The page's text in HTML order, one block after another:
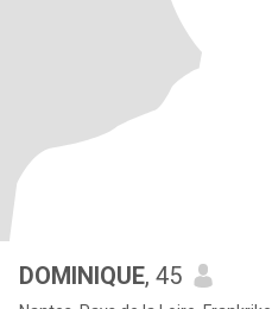
DOMINIQUE, 45